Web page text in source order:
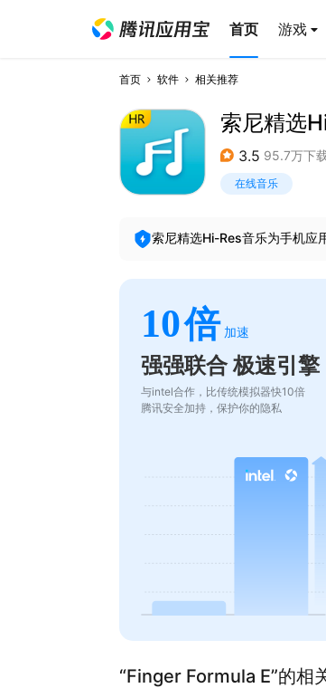
首页 游戏
首页 软件 相关推荐
索尼精选
3.5 95.7万下
在线音乐
索尼精选Hi-Res音乐为手机应
10倍 加速
强强联合 极速引擎
与intel合作，比传统模拟器快10倍
腾讯安全加持，保护你的隐私
“Finger Formula E”的相